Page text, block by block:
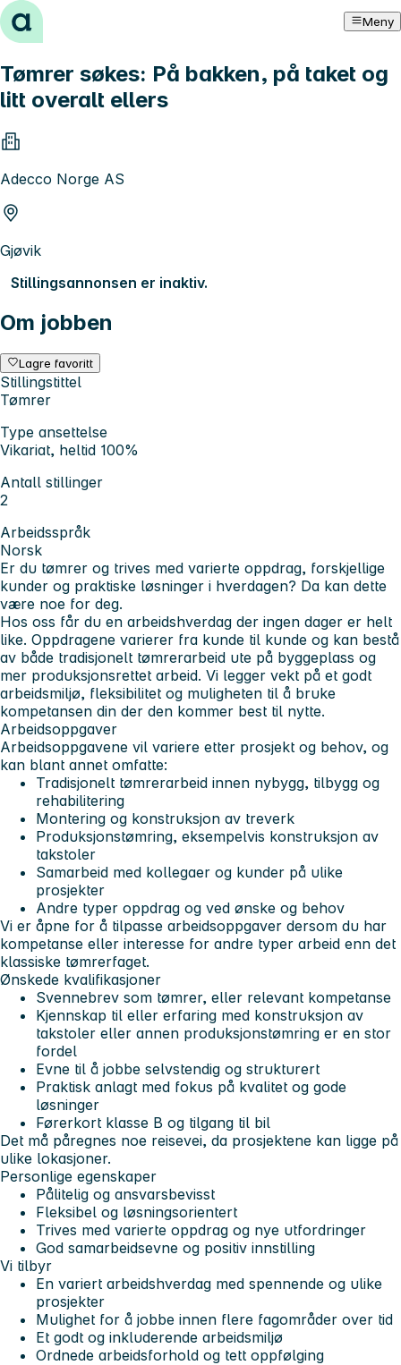
Hopp til innhold Meny
Tømrer søkes: På bakken, på taket og
litt overalt ellers
Adecco Norge AS
Gjøvik
Stillingsannonsen er inaktiv.
Om jobben
Lagre favoritt
Stillingstittel
Tømrer
Type ansettelse
Vikariat, heltid 100%
Antall stillinger
2
Arbeidsspråk
Norsk
Er du tømrer og trives med varierte oppdrag, forskjellige
kunder og praktiske løsninger i hverdagen? Da kan dette
være noe for deg.
Hos oss får du en arbeidshverdag der ingen dager er helt
like. Oppdragene varierer fra kunde til kunde og kan bestå
av både tradisjonelt tømrerarbeid ute på byggeplass og
mer produksjonsrettet arbeid. Vi legger vekt på et godt
arbeidsmiljø, fleksibilitet og muligheten til å bruke
kompetansen din der den kommer best til nytte.
Arbeidsoppgaver
Arbeidsoppgavene vil variere etter prosjekt og behov, og
kan blant annet omfatte:
Tradisjonelt tømrerarbeid innen nybygg, tilbygg og
rehabilitering
Montering og konstruksjon av treverk
Produksjonstømring, eksempelvis konstruksjon av
takstoler
Samarbeid med kollegaer og kunder på ulike
prosjekter
Andre typer oppdrag og ved ønske og behov
Vi er åpne for å tilpasse arbeidsoppgaver dersom du har
kompetanse eller interesse for andre typer arbeid enn det
klassiske tømrerfaget.
Ønskede kvalifikasjoner
Svennebrev som tømrer, eller relevant kompetanse
Kjennskap til eller erfaring med konstruksjon av
takstoler eller annen produksjonstømring er en stor
fordel
Evne til å jobbe selvstendig og strukturert
Praktisk anlagt med fokus på kvalitet og gode
løsninger
Førerkort klasse B og tilgang til bil
Det må påregnes noe reisevei, da prosjektene kan ligge på
ulike lokasjoner.
Personlige egenskaper
Pålitelig og ansvarsbevisst
Fleksibel og løsningsorientert
Trives med varierte oppdrag og nye utfordringer
God samarbeidsevne og positiv innstilling
Vi tilbyr
En variert arbeidshverdag med spennende og ulike
prosjekter
Mulighet for å jobbe innen flere fagområder over tid
Et godt og inkluderende arbeidsmiljø
Ordnede arbeidsforhold og tett oppfølging